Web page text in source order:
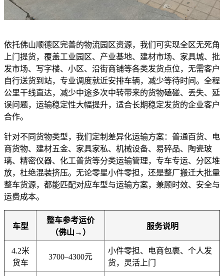
依托佛山顺德区完善的物流园区资源，我们可实现全区无死角
上门提货，覆盖工业园区、产业基地、建材市场、家具城、批
发市场、写字楼、小区、沿街商铺等各类发货点位，无需客户
自行送货到站，专业调度就近安排车辆，减少等待时间。全程
公里干线直达，减少中途多次中转带来的货物磕碰、丢失、延
误问题，运输稳定性大幅提升，适合长期稳定发货的企业客户
合作。
针对不同货物类型，我们定制差异化运输方案：普通百货、电
商货物、建材五金、家具家私、机械设备、易碎品、陶瓷玻
璃、精密仪器、化工普货等分类运输管理，专车专运、分区堆
放，杜绝混装挤压。无论零星小件零担，还是整厂搬迁大批量
整车货源，都能匹配对应车型与运输方案，兼顾时效、安全与
运费成本。
车型
整车参考运价
（佛山→）
服务说明
4.2米
货车
3700–4300元
小件零担、电商包裹、个人发
货，灵活上门